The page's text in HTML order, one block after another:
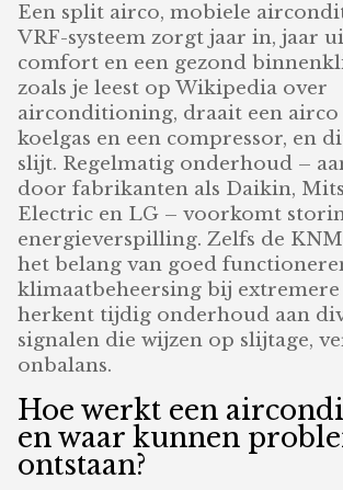
Een split airco, mobiele
VRF-systeem zorgt jaar in, jaar
comfort en een gezond
zoals je leest op Wikipedia over
airconditioning, draait een
koelgas en een compressor, en
slijt. Regelmatig onderhoud –
door fabrikanten als Daikin,
Electric en LG – voorkomt
energieverspilling. Zelfs de
het belang van goed
klimaatbeheersing bij extremere
herkent tijdig onderhoud aan
signalen die wijzen op slijtage,
onbalans.
Hoe werkt een
en waar kunnen
ontstaan?